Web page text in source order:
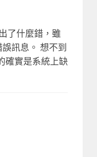
了什麼錯，雖
訊息。 想不到
確實是系統上缺